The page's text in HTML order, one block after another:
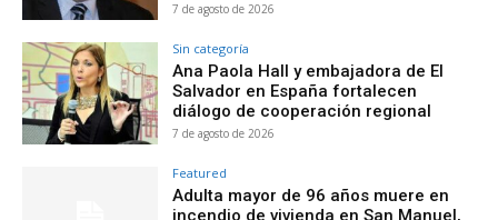
7 de agosto de 2026
Sin categoría
Ana Paola Hall y embajadora de El
Salvador en España fortalecen
diálogo de cooperación regional
7 de agosto de 2026
Featured
Adulta mayor de 96 años muere en
incendio de vivienda en San Manuel,